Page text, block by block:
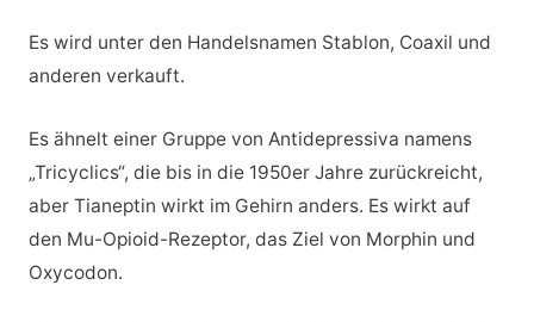
Es wird unter den Handelsnamen Stablon, Coaxil und
anderen verkauft.
Es ähnelt einer Gruppe von Antidepressiva namens
„Tricyclics“, die bis in die 1950er Jahre zurückreicht,
aber Tianeptin wirkt im Gehirn anders. Es wirkt auf
den Mu-Opioid-Rezeptor, das Ziel von Morphin und
Oxycodon.